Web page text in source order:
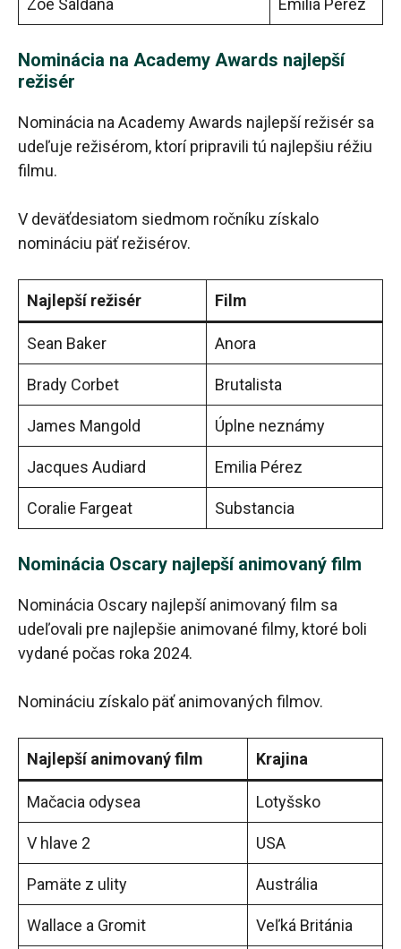
Zoe Saldaña Emilia Pérez
Nominácia na Academy Awards najlepší
režisér
Nominácia na Academy Awards najlepší režisér sa
udeľuje režisérom, ktorí pripravili tú najlepšiu réžiu
filmu.
V deväťdesiatom siedmom ročníku získalo
nomináciu päť režisérov.
Najlepší režisér Film
Sean Baker Anora
Brady Corbet Brutalista
James Mangold Úplne neznámy
Jacques Audiard Emilia Pérez
Coralie Fargeat Substancia
Nominácia Oscary najlepší animovaný film
Nominácia Oscary najlepší animovaný film sa
udeľovali pre najlepšie animované filmy, ktoré boli
vydané počas roka 2024.
Nomináciu získalo päť animovaných filmov.
Najlepší animovaný film Krajina
Mačacia odysea Lotyšsko
V hlave 2 USA
Pamäte z ulity Austrália
Wallace a Gromit Veľká Británia